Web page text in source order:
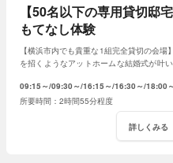
【50名以下の専用貸切邸
もてなし体験
【横浜市内でも貴重な1組完全貸切の会
を招くようなアットホームな結婚式が叶
09:15～ 09:30～ 16:15～ 16:30～ 18:00
2時間55分程度
詳しくみる